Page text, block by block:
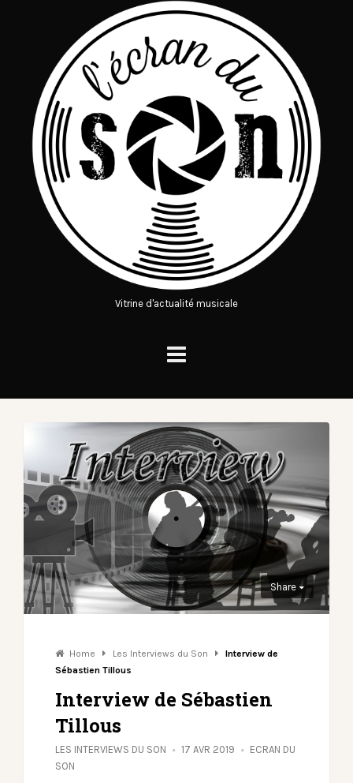
Vitrine d'actualité musicale
Share
Home Les Interviews du Son
Interview de
Sébastien Tillous
Interview de Sébastien
Tillous
LES INTERVIEWS DU SON 17 AVR 2019
ECRAN DU
SON